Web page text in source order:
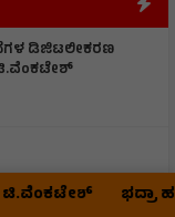
ಡಿಜಿಟಲೀಕರಣ
ಭದ್ರಾ ಹರಿವಿಗೆ